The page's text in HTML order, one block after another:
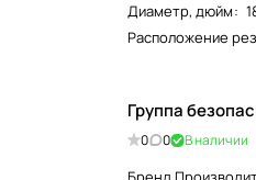
Диаметр, дюйм:
Расположение
0 0 В наличии